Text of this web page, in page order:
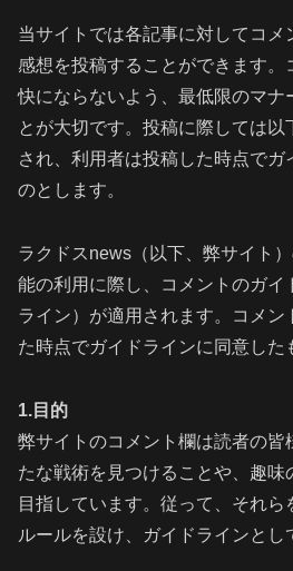
当サイトでは各記事に対してコ
感想を投稿することができます。
快にならないよう、最低限のマナ
とが大切です。投稿に際しては
され、利用者は投稿した時点でガ
のとします。
ラクドスnews（以下、弊サイト
能の利用に際し、コメントのガイ
ライン）が適用されます。コメン
た時点でガイドラインに同意した
1.目的
弊サイトのコメント欄は読者の皆
たな戦術を見つけることや、趣味
目指しています。従って、それ
ルールを設け、ガイドラインとし